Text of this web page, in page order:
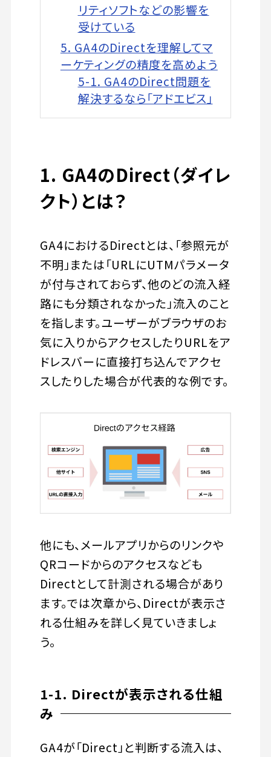
リティソフトなどの影響を
受けている
5. GA4のDirectを理解してマ
ーケティングの精度を高めよう
5-1. GA4のDirect問題を
解決するなら「アドエビス」
1. GA4のDirect（ダイレ
クト）とは？
GA4におけるDirectとは、「参照元が
不明」または「URLにUTMパラメータ
が付与されておらず、他のどの流入経
路にも分類されなかった」流入のこと
を指します。ユーザーがブラウザのお
気に入りからアクセスしたりURLをア
ドレスバーに直接打ち込んでアクセ
スしたりした場合が代表的な例です。
他にも、メールアプリからのリンクや
QRコードからのアクセスなども
Directとして計測される場合があり
ます。では次章から、Directが表示さ
れる仕組みを詳しく見ていきましょ
う。
1-1. Directが表示される仕組
み
GA4が「Direct」と判断する流入は、